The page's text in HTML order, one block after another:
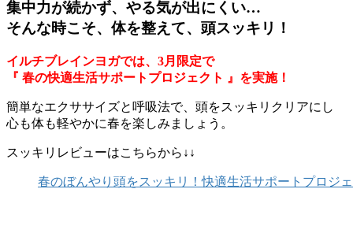
集中力が続かず、やる気が出にくい…
そんな時こそ、体を整えて、頭スッキリ！
イルチブレインヨガでは、3月限定で
『 春の快適生活サポートプロジェクト 』を実施！
簡単なエクササイズと呼吸法で、頭をスッキリクリアにし
心も体も軽やかに春を楽しみましょう。
スッキリレビューはこちらから↓↓
春のぼんやり頭をスッキリ！快適生活サポートプロジ